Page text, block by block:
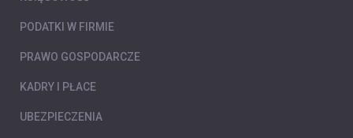
PODATKI W FIRMIE
PRAWO GOSPODARCZE
KADRY I PŁACE
UBEZPIECZENIA